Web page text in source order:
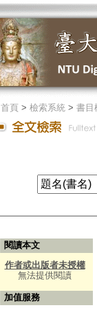
首頁> 檢索系統> 書目
閱讀本文
作者或出版者未授權
無法提供閱讀
加值服務